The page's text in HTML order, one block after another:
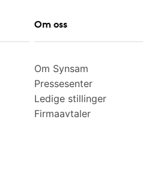
Om oss
Om Synsam
Pressesenter
Ledige stillinger
Firmaavtaler